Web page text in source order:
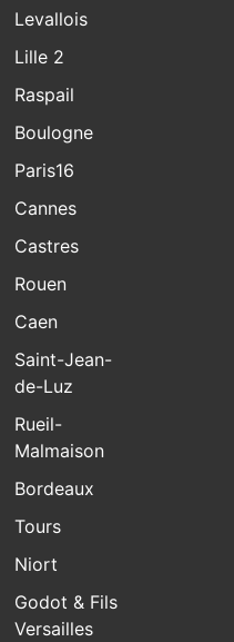
Levallois
Lille 2
Raspail
Boulogne
Paris16
Cannes
Castres
Rouen
Caen
Saint-Jean-
de-Luz
Rueil-
Malmaison
Bordeaux
Tours
Niort
Godot & Fils
Versailles